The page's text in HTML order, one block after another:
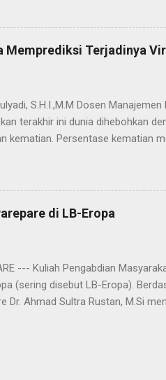
berlebihan apabila
Nabi SAW hijrah dari Mekah ke
Madinah Munawwarah (kota/
"transmisi cahaya" yang
adanya u...
Memprediksi Terjadinya
S.H.I.,M.M Dosen
terakhir ini dunia dihebohkan
kematian. Persentase kematian
buatan pemerintah China
ke seluruh dunia demi menarik
diduga virus corona sengaja
Ada dugaan terjadi kebocoran
di LB-Eropa
--- Kuliah Pengabdian
(sering disebut LB-Eropa).
Dr. Ahmad Sultra Rustan, M.Si
oleh perguruan tinggi